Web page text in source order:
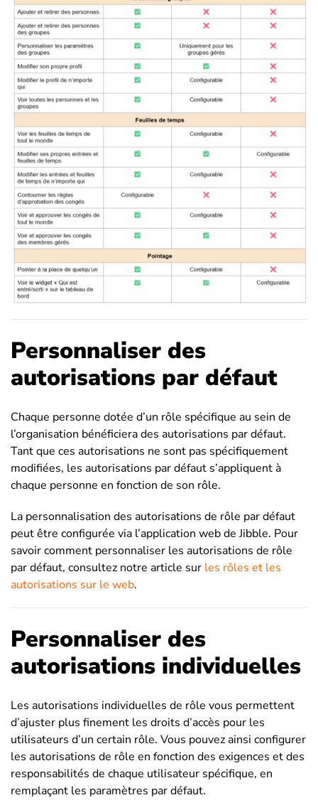
Personnaliser des
autorisations par défaut
Chaque personne dotée d’un rôle spécifique au sein de
l’organisation bénéficiera des autorisations par défaut.
Tant que ces autorisations ne sont pas spécifiquement
modifiées, les autorisations par défaut s’appliquent à
chaque personne en fonction de son rôle.
La personnalisation des autorisations de rôle par défaut
peut être configurée via l’application web de Jibble. Pour
savoir comment personnaliser les autorisations de rôle
par défaut, consultez notre article sur les rôles et les
autorisations sur le web.
Personnaliser des
autorisations individuelles
Les autorisations individuelles de rôle vous permettent
d’ajuster plus finement les droits d’accès pour les
utilisateurs d’un certain rôle. Vous pouvez ainsi configurer
les autorisations de rôle en fonction des exigences et des
responsabilités de chaque utilisateur spécifique, en
remplaçant les paramètres par défaut.